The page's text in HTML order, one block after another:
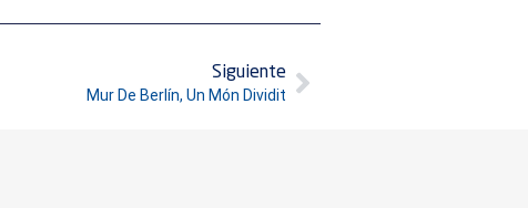
Siguiente
Mur De Berlín, Un Món Dividit